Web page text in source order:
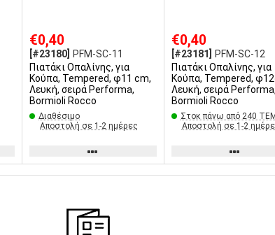
€0,40
[#23180]
PFM-SC-11
Πιατάκι Οπαλίνης, για
Κούπα, Tempered, φ11 cm,
Λευκή, σειρά Performa,
Bormioli Rocco
Διαθέσιμο
Αποστολή σε 1-2 ημέρες
€0,40
[#23181]
PFM-SC-12
Πιατάκι Οπαλίνης, για
Κούπα, Tempered,
Λευκή, σειρά Performa,
Bormioli Rocco
Στοκ πάνω από 240 ΤΕΜ
Αποστολή σε 1-2